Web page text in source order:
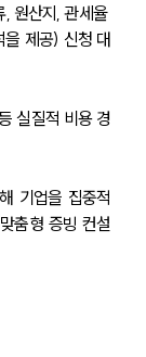
원산지, 관세율
을 제공) 신청 대
실질적 비용 경
기업을 집중적
춤형 증빙 컨설